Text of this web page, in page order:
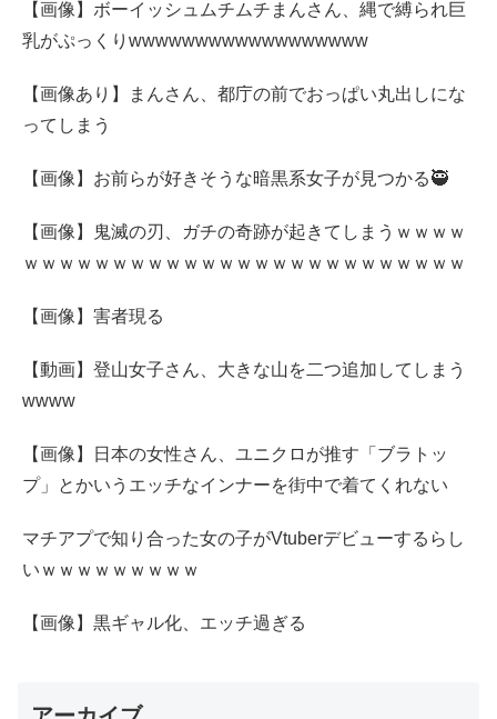
【画像】ボーイッシュムチムチまんさん、縄で縛られ巨
乳がぷっくりwwwwwwwwwwwwwwwwww
【画像あり】まんさん、都庁の前でおっぱい丸出しにな
ってしまう
【画像】お前らが好きそうな暗黒系女子が見つかる🥷
【画像】鬼滅の刃、ガチの奇跡が起きてしまうｗｗｗｗ
ｗｗｗｗｗｗｗｗｗｗｗｗｗｗｗｗｗｗｗｗｗｗｗｗｗ
【画像】害者現る
【動画】登山女子さん、大きな山を二つ追加してしまう
wwww
【画像】日本の女性さん、ユニクロが推す「ブラトッ
プ」とかいうエッチなインナーを街中で着てくれない
マチアプで知り合った女の子がVtuberデビューするらし
いｗｗｗｗｗｗｗｗｗ
【画像】黒ギャル化、エッチ過ぎる